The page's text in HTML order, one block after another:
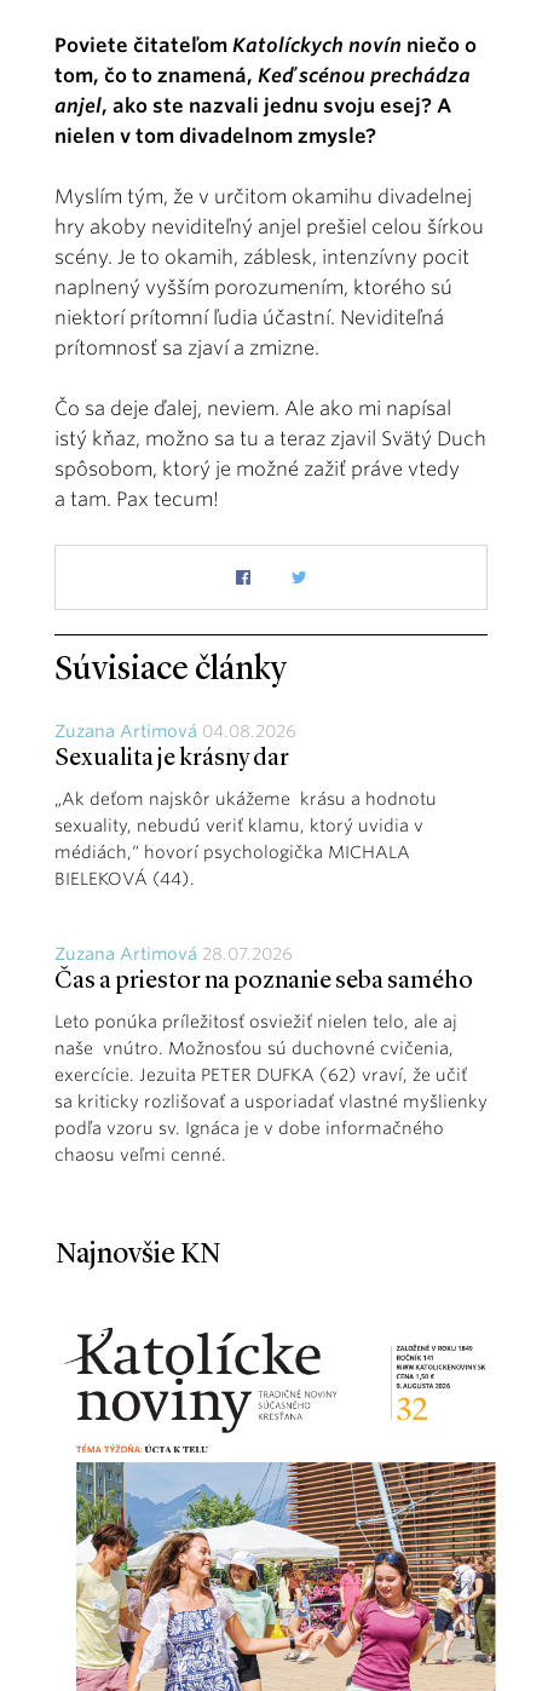
Poviete čitateľom Katolíckych novín niečo o
tom, čo to znamená, Keď scénou prechádza
anjel, ako ste nazvali jednu svoju esej? A
nielen v tom divadelnom zmysle?
Myslím tým, že v určitom okamihu divadelnej
hry akoby neviditeľný anjel prešiel celou šírkou
scény. Je to okamih, záblesk, intenzívny pocit
naplnený vyšším porozumením, ktorého sú
niektorí prítomní ľudia účastní. Neviditeľná
prítomnosť sa zjaví a zmizne.
Čo sa deje ďalej, neviem. Ale ako mi napísal
istý kňaz, možno sa tu a teraz zjavil Svätý Duch
spôsobom, ktorý je možné zažiť práve vtedy
a tam. Pax tecum!
Súvisiace články
Zuzana Artimová 04.08.2026
Sexualita je krásny dar
„Ak deťom najskôr ukážeme krásu a hodnotu
sexuality, nebudú veriť klamu, ktorý uvidia v
médiách,“ hovorí psychologička MICHALA
BIELEKOVÁ (44).
Zuzana Artimová 28.07.2026
Čas a priestor na poznanie seba samého
Leto ponúka príležitosť osviežiť nielen telo, ale aj
naše vnútro. Možnosťou sú duchovné cvičenia,
exercície. Jezuita PETER DUFKA (62) vraví, že učiť
sa kriticky rozlišovať a usporiadať vlastné myšlienky
podľa vzoru sv. Ignáca je v dobe informačného
chaosu veľmi cenné.
Najnovšie KN